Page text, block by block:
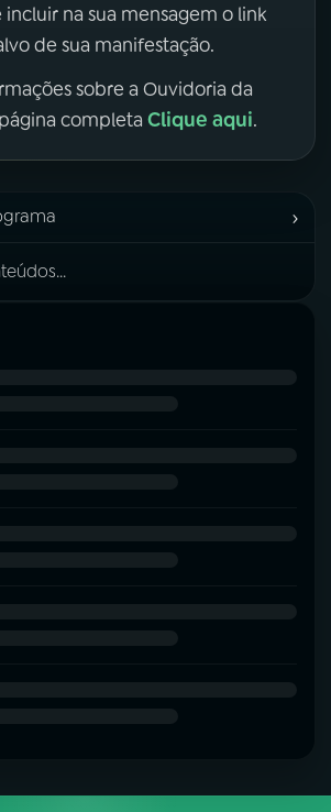
incluir na sua mensagem o link
de sua manifestação.
sobre a Ouvidoria da
completa Clique aqui.
›